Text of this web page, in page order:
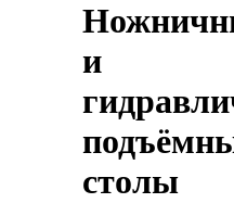
и
столы